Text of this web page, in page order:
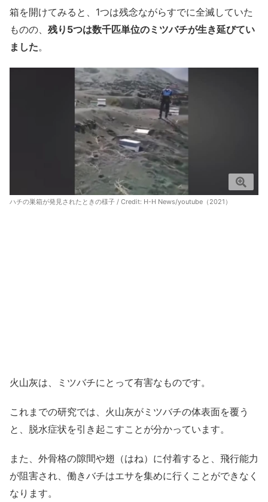
箱を開けてみると、1つは残念ながらすでに全滅していた
ものの、 残り5つは数千匹単位のミツバチが生き延びてい
ました。
ハチの巣箱が発見されたときの様子 / Credit: H-H News/youtube（2021）
火山灰は、ミツバチにとって有害なものです。
これまでの研究では、火山灰がミツバチの体表面を覆う
と、脱水症状を引き起こすことが分かっています。
また、外骨格の隙間や翅（はね）に付着すると、飛行能力
が阻害され、働きバチはエサを集めに行くことができなく
なります。